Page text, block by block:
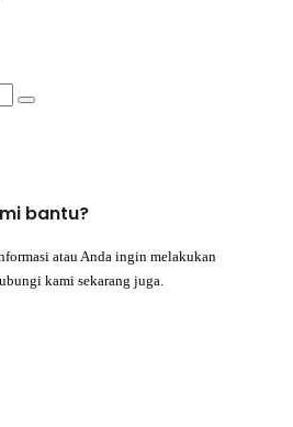
bantu?
atau Anda ingin melakukan
kami sekarang juga.